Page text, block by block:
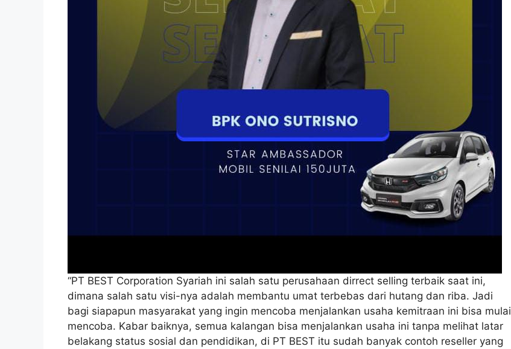
“PT BEST Corporation Syariah ini salah satu perusahaan dirrect selling terbaik saat ini,
dimana salah satu visi-nya adalah membantu umat terbebas dari hutang dan riba. Jadi
bagi siapapun masyarakat yang ingin mencoba menjalankan usaha kemitraan ini bisa mulai
mencoba. Kabar baiknya, semua kalangan bisa menjalankan usaha ini tanpa melihat latar
belakang status sosial dan pendidikan, di PT BEST itu sudah banyak contoh reseller yang